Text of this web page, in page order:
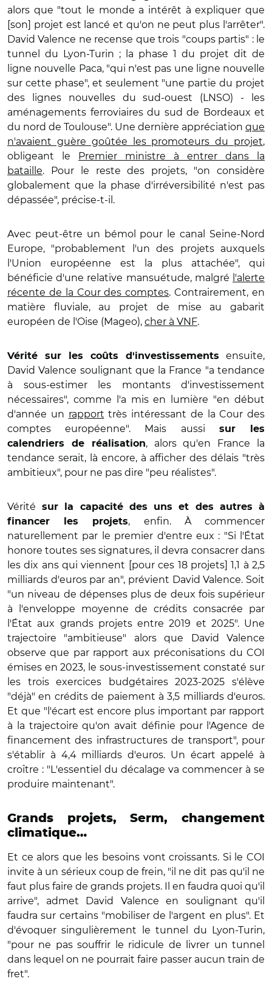
alors que "tout le monde a intérêt à expliquer que
[son] projet est lancé et qu'on ne peut plus l'arrêter".
David Valence ne recense que trois "coups partis" : le
tunnel du Lyon-Turin ; la phase 1 du projet dit de
ligne nouvelle Paca, "qui n'est pas une ligne nouvelle
sur cette phase", et seulement "une partie du projet
des lignes nouvelles du sud-ouest (LNSO) - les
aménagements ferroviaires du sud de Bordeaux et
du nord de Toulouse". Une dernière appréciation que
n'avaient guère goûtée les promoteurs du projet,
obligeant le Premier ministre à entrer dans la
bataille. Pour le reste des projets, "on considère
globalement que la phase d'irréversibilité n'est pas
dépassée", précise-t-il.
Avec peut-être un bémol pour le canal Seine-Nord
Europe, "probablement l'un des projets auxquels
l'Union européenne est la plus attachée", qui
bénéficie d'une relative mansuétude, malgré l'alerte
récente de la Cour des comptes. Contrairement, en
matière fluviale, au projet de mise au gabarit
européen de l'Oise (Mageo), cher à VNF.
Vérité sur les coûts d'investissements
ensuite,
David Valence soulignant que la France "a tendance
à sous-estimer les montants d'investissement
nécessaires", comme l'a mis en lumière "en début
d'année un rapport très intéressant de la Cour des
comptes européenne". Mais aussi
sur les
calendriers de réalisation, alors qu'en France la
tendance serait, là encore, à afficher des délais "très
ambitieux", pour ne pas dire "peu réalistes".
Vérité sur la capacité des uns et des autres à
financer les projets, enfin. À commencer
naturellement par le premier d'entre eux : "Si l'État
honore toutes ses signatures, il devra consacrer dans
les dix ans qui viennent [pour ces 18 projets] 1,1 à 2,5
milliards d'euros par an", prévient David Valence. Soit
"un niveau de dépenses plus de deux fois supérieur
à l'enveloppe moyenne de crédits consacrée par
l'État aux grands projets entre 2019 et 2025". Une
trajectoire "ambitieuse" alors que David Valence
observe que par rapport aux préconisations du COI
émises en 2023, le sous-investissement constaté sur
les trois exercices budgétaires 2023-2025 s'élève
"déjà" en crédits de paiement à 3,5 milliards d'euros.
Et que "l'écart est encore plus important par rapport
à la trajectoire qu'on avait définie pour l'Agence de
financement des infrastructures de transport", pour
s'établir à 4,4 milliards d'euros. Un écart appelé à
croître : "L'essentiel du décalage va commencer à se
produire maintenant".
Grands projets, Serm, changement
climatique…
Et ce alors que les besoins vont croissants. Si le COI
invite à un sérieux coup de frein, "il ne dit pas qu'il ne
faut plus faire de grands projets. Il en faudra quoi qu'il
arrive", admet David Valence en soulignant qu'il
faudra sur certains "mobiliser de l'argent en plus". Et
d'évoquer singulièrement le tunnel du Lyon-Turin,
"pour ne pas souffrir le ridicule de livrer un tunnel
dans lequel on ne pourrait faire passer aucun train de
fret".